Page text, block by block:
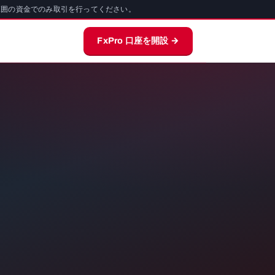
の資金でのみ取引を行ってください。
FxPro 口座を開設 →